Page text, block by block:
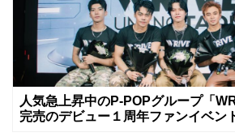
人気急上昇中のP-POPグループ「
完売のデビュー１周年ファンイベン